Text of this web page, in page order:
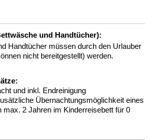
und Handtücher):
Handtücher müssen durch den Urlauber
nicht bereitgestellt) werden.
und inkl. Endreinigung
Übernachtungsmöglichkeit eines
max. 2 Jahren im Kinderreisebett für 0